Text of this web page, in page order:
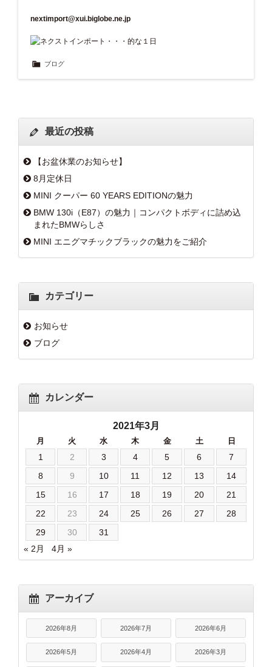
nextimport@xui.biglobe.ne.jp
ブログ
最近の投稿
【お盆休業のお知らせ】
8月定休日
MINI クーパー 60 YEARS EDITIONの魅力
BMW 130i（E87）の魅力｜コンパクトボディに詰め込
まれたBMWらしさ
MINI エニグマチックブラックの魅力をご紹介
カテゴリー
お知らせ
ブログ
カレンダー
2021年3月
月 火 水 木 金 土 日
1 2 3 4 5 6
7
8
9 10 11 12 13
14
15
16 17 18 19 20
21
22
23 24 25 26 27
28
29
30
31
« 2月
4月 »
アーカイブ
2026年8月 2026年7月 2026年6月
2026年5月 2026年4月 2026年3月